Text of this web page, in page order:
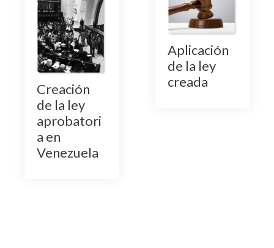
Creación
de la ley
aprobatori
a en
Venezuela
Aplicación
de la ley
creada